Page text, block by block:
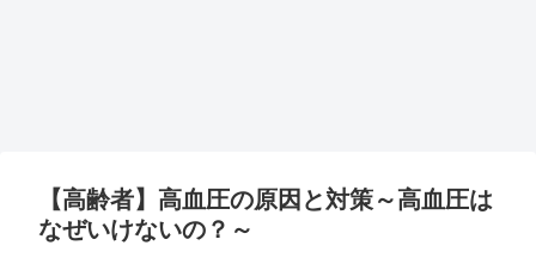
【高齢者】高血圧の原因と対策～高血圧は
なぜいけないの？～